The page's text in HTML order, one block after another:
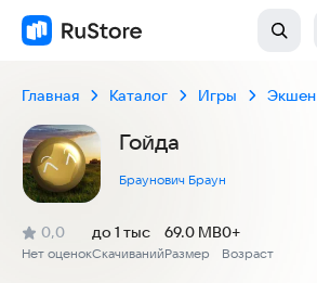
Главная Каталог Игры Экшен
Гойда
Браунович Браун
Рейтинг:
0,0
(
Нет оценок
)
Скачиваний
до 1 тыс
Размер
69.0 MB
Возраст
0+